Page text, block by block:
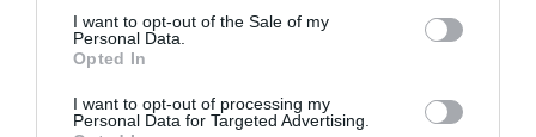
I want to opt-out of the Sale of my
Personal Data.
Opted In
I want to opt-out of processing my
Personal Data for Targeted Advertising.